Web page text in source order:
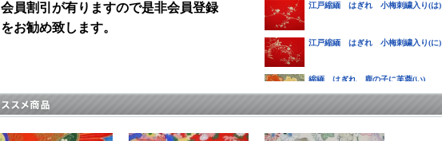
会員割引が有りますので是非会員登録
をお勧め致します。
江戸縮緬 はぎれ 小梅刺繍入り(は)
江戸縮緬 はぎれ 小梅刺繍入り(に)
縮緬 はぎれ 鹿の子に芙蓉(い)
縮緬 はぎれ 鹿の子に芙蓉(ろ)